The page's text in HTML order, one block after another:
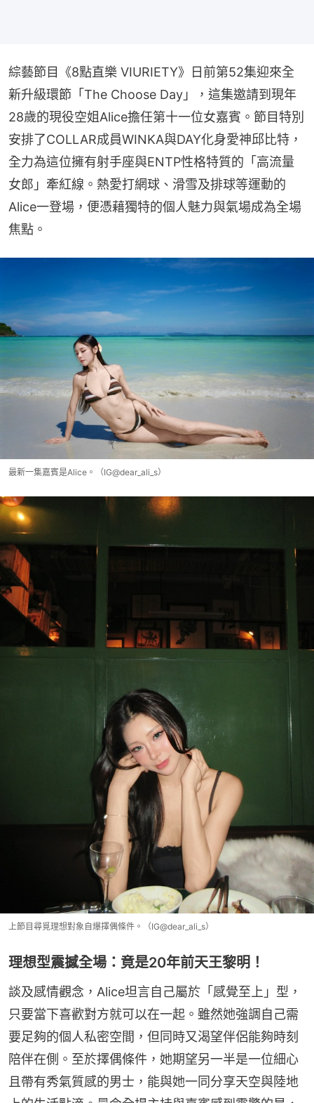
綜藝節目《8點直樂 VIURIETY》日前第52集迎來全
新升級環節「The Choose Day」，這集邀請到現年
28歲的現役空姐Alice擔任第十一位女嘉賓。節目特別
安排了COLLAR成員WINKA與DAY化身愛神邱比特，
全力為這位擁有射手座與ENTP性格特質的「高流量
女郎」牽紅線。熱愛打網球、滑雪及排球等運動的
Alice一登場，便憑藉獨特的個人魅力與氣場成為全場
焦點。
最新一集嘉賓是Alice。（IG@dear_ali_s）
上節目尋覓理想對象自爆擇偶條件。（IG@dear_ali_s）
理想型震撼全場：竟是20年前天王黎明！
談及感情觀念，Alice坦言自己屬於「感覺至上」型，
只要當下喜歡對方就可以在一起。雖然她強調自己需
要足夠的個人私密空間，但同時又渴望伴侶能夠時刻
陪伴在側。至於擇偶條件，她期望另一半是一位細心
且帶有秀氣質感的男士，能與她一同分享天空與陸地